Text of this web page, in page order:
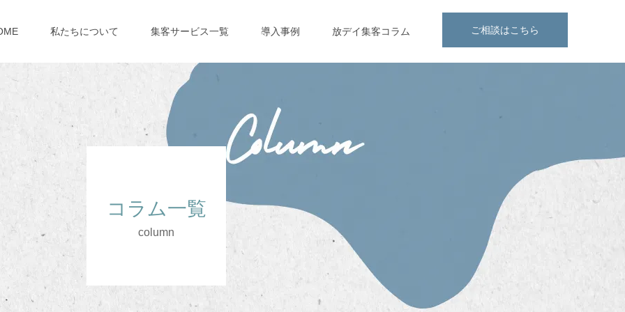
ご相談はこちら
私たちについて 集客サービス一覧 導入事例 放デイ集客コラム
コラム一覧
column